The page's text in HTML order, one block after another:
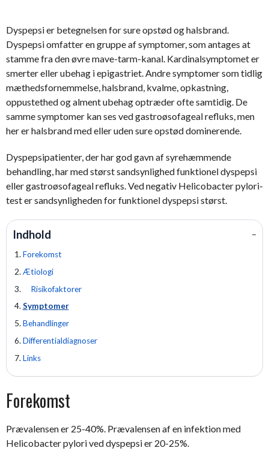
Dyspepsi er betegnelsen for sure opstød og halsbrand.
Dyspepsi omfatter en gruppe af symptomer, som antages at
stamme fra den øvre mave-tarm-kanal. Kardinalsymptomet er
smerter eller ubehag i epigastriet. Andre symptomer som tidlig
mæthedsfornemmelse, halsbrand, kvalme, opkastning,
oppustethed og alment ubehag optræder ofte samtidig. De
samme symptomer kan ses ved gastroøsofageal refluks, men
her er halsbrand med eller uden sure opstød dominerende.
Dyspepsipatienter, der har god gavn af syrehæmmende
behandling, har med størst sandsynlighed funktionel dyspepsi
eller gastroøsofageal refluks. Ved negativ Helicobacter pylori-
test er sandsynligheden for funktionel dyspepsi størst.
Indhold −
Forekomst
Ætiologi
Risikofaktorer
Symptomer
Behandlinger
Differentialdiagnoser
Links
Forekomst
Prævalensen er 25-40%. Prævalensen af en infektion med
Helicobacter pylori ved dyspepsi er 20-25%.